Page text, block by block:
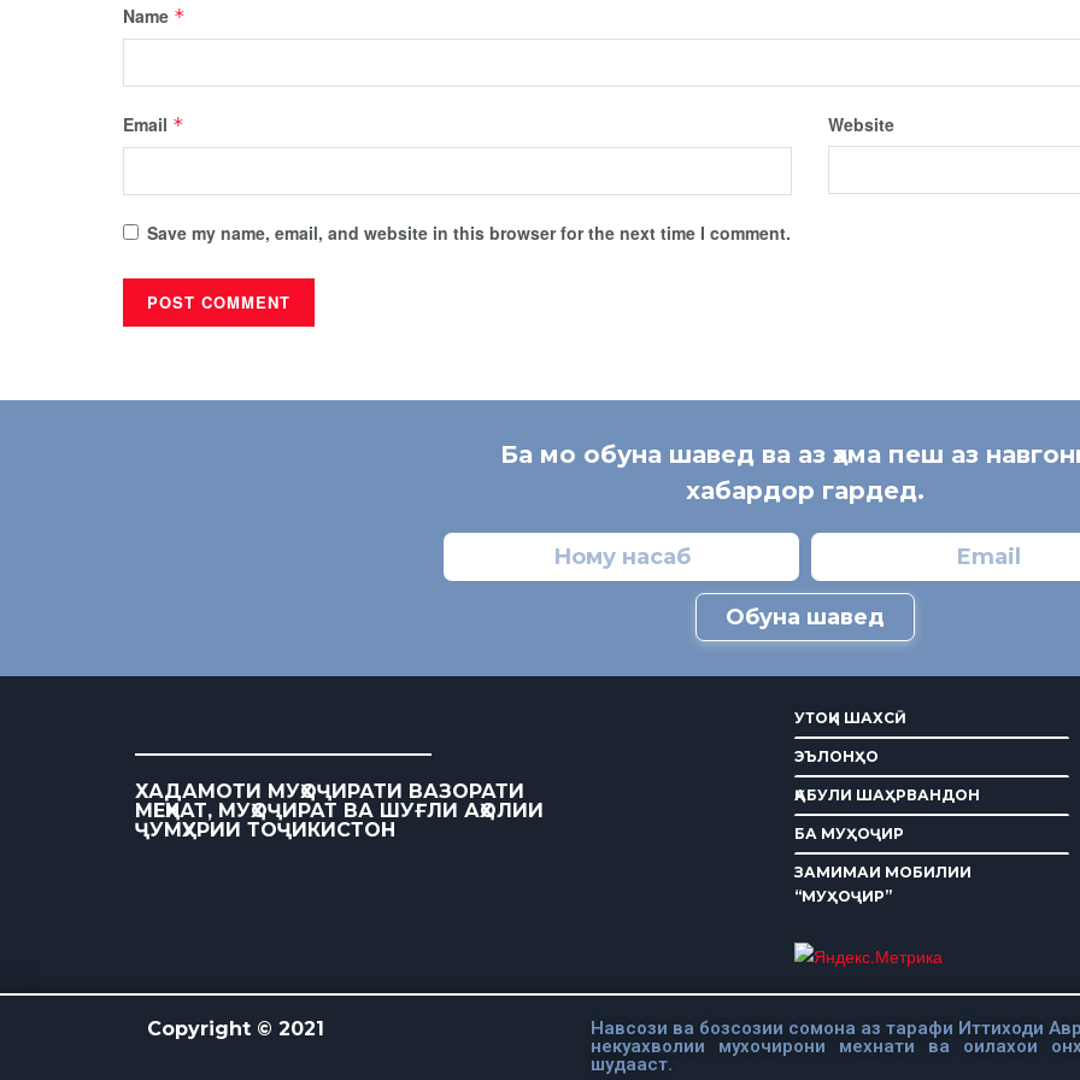
Name *
Email * Website
Save my name, email, and website in this browser for the next time I comment.
Ба мо обуна шавед ва аз ҳама пеш аз
хабардор гардед.
Обуна шавед
ХАДАМОТИ МУҲОҶИРАТИ ВАЗОРАТИ
МЕҲНАТ, МУҲОҶИРАТ ВА ШУҒЛИ АҲОЛИИ
ҶУМҲУРИИ ТОҶИКИСТОН
УТОҚИ ШАХСӢ
ЭЪЛОНҲО
ҚАБУЛИ ШАҲРВАНДОН
БА МУҲОҶИР
ЗАМИМАИ МОБИЛИИ
“МУҲОҶИР”
Copyright © 2021
Навсози ва бозсозии сомона аз тарафи Иттиходи
некуахволии мухочирони мехнати ва оилахои
шудааст.